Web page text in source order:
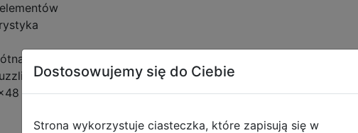
puzzle, redukują odbijanie światła
z UE
cm
Dostosowujemy się do Ciebie
Strona wykorzystuje ciasteczka, które zapisują się w